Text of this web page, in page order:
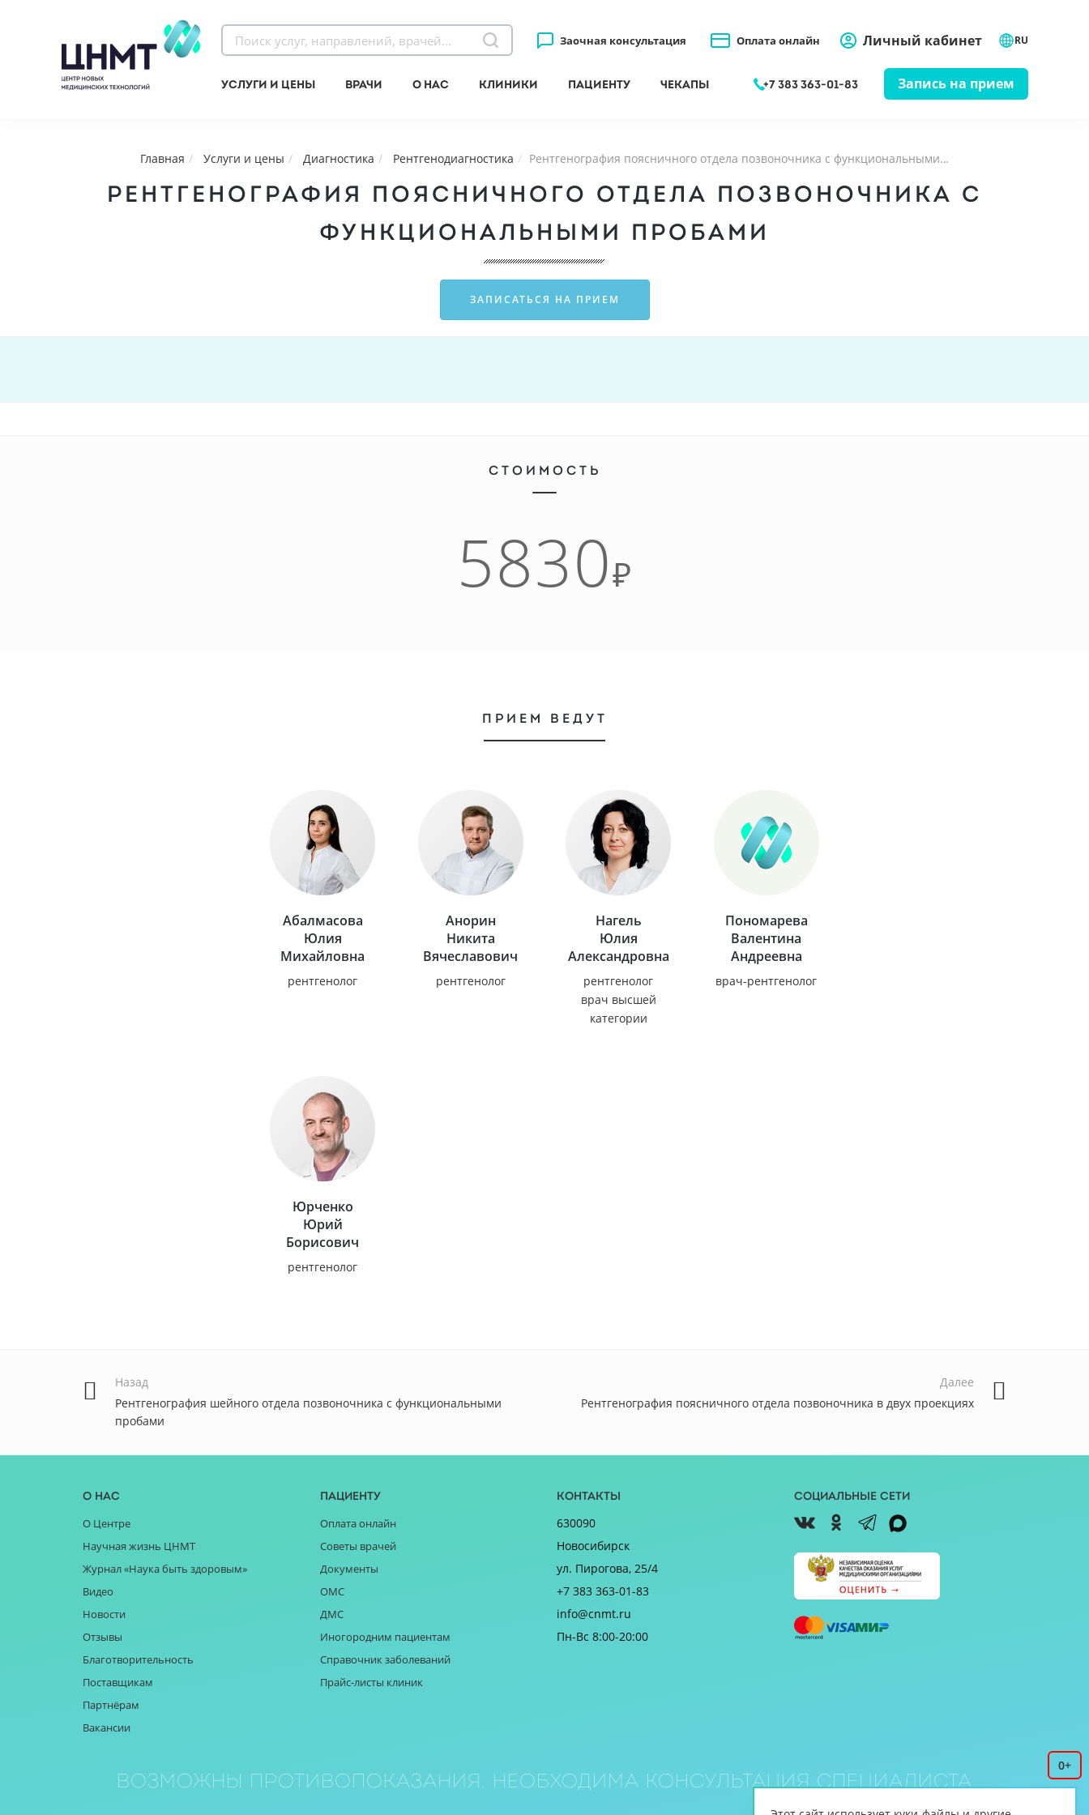
Заочная консультация Оплата онлайн Личный кабинет RU
Услуги и цены Врачи О нас Клиники Пациенту Чекапы +7 383 363-01-83 Запись на прием
Главная Услуги и цены Диагностика Рентгенодиагностика Рентгенография поясничного отдела позвоночника с функциональными…
РЕНТГЕНОГРАФИЯ ПОЯСНИЧНОГО ОТДЕЛА ПОЗВОНОЧНИКА С
ФУНКЦИОНАЛЬНЫМИ ПРОБАМИ
ЗАПИСАТЬСЯ НА ПРИЕМ
СТОИМОСТЬ
5830₽
ПРИЕМ ВЕДУТ
Абалмасова
Юлия
Михайловна
рентгенолог
Анорин
Никита
Вячеславович
рентгенолог
Нагель
Юлия
Александровна
рентгенолог
врач высшей
категории
Пономарева
Валентина
Андреевна
врач-рентгенолог
Юрченко
Юрий
Борисович
рентгенолог
Назад
Рентгенография шейного отдела позвоночника с функциональными
пробами
Далее
Рентгенография поясничного отдела позвоночника в двух проекциях
О нас
О Центре
Научная жизнь ЦНМТ
Журнал «Наука быть здоровым»
Видео
Новости
Отзывы
Благотворительность
Поставщикам
Партнёрам
Вакансии
Пациенту
Оплата онлайн
Советы врачей
Документы
ОМС
ДМС
Иногородним пациентам
Справочник заболеваний
Прайс-листы клиник
Контакты
630090
Новосибирск
ул. Пирогова, 25/4
+7 383 363-01-83
info@cnmt.ru
Пн-Вс 8:00-20:00
Социальные сети
0+
Возможны противопоказания. Необходима консультация специалиста